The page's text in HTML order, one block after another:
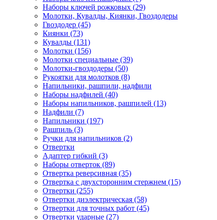
Наборы ключей рожковых (29)
Молотки, Кувалды, Киянки, Гвоздодеры
Гвоздодер (45)
Киянки (73)
Кувалды (131)
Молотки (156)
Молотки специальные (39)
Молотки-гвоздодеры (50)
Рукоятки для молотков (8)
Напильники, рашпили, надфили
Наборы надфилей (40)
Наборы напильников, рашпилей (13)
Надфили (7)
Напильники (197)
Рашпиль (3)
Ручки для напильников (2)
Отвертки
Адаптер гибкий (3)
Наборы отверток (89)
Отвертка реверсивная (35)
Отвертка с двухсторонним стержнем (15)
Отвертки (255)
Отвертки диэлектрическая (58)
Отвертки для точных работ (45)
Отвертки ударные (27)